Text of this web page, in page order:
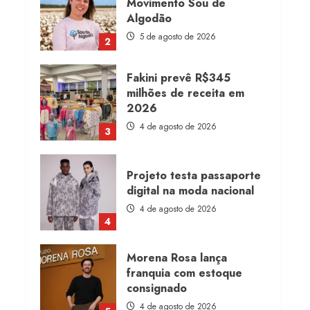
2
Movimento Sou de
Algodão
5 de agosto de 2026
3
Fakini prevê R$345
milhões de receita em
2026
4 de agosto de 2026
4
Projeto testa passaporte
digital na moda nacional
4 de agosto de 2026
Morena Rosa lança
franquia com estoque
consignado
4 de agosto de 2026